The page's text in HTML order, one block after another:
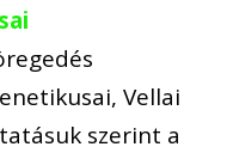
Vellai
szerint a